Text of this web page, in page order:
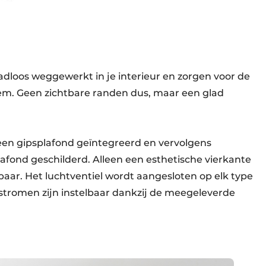
weggewerkt in je interieur en zorgen voor de
Geen zichtbare randen dus, maar een glad
gipsplafond geïntegreerd en vervolgens
geschilderd. Alleen een esthetische vierkante
Het luchtventiel wordt aangesloten op elk type
zijn instelbaar dankzij de meegeleverde